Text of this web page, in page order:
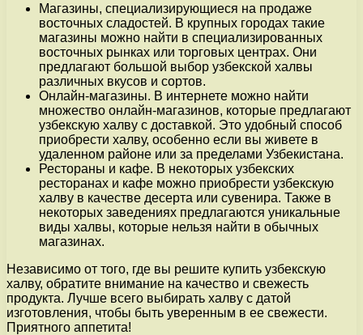
Магазины, специализирующиеся на продаже
восточных сладостей. В крупных городах такие
магазины можно найти в специализированных
восточных рынках или торговых центрах. Они
предлагают большой выбор узбекской халвы
различных вкусов и сортов.
Онлайн-магазины. В интернете можно найти
множество онлайн-магазинов, которые предлагают
узбекскую халву с доставкой. Это удобный способ
приобрести халву, особенно если вы живете в
удаленном районе или за пределами Узбекистана.
Рестораны и кафе. В некоторых узбекских
ресторанах и кафе можно приобрести узбекскую
халву в качестве десерта или сувенира. Также в
некоторых заведениях предлагаются уникальные
виды халвы, которые нельзя найти в обычных
магазинах.
Независимо от того, где вы решите купить узбекскую
халву, обратите внимание на качество и свежесть
продукта. Лучше всего выбирать халву с датой
изготовления, чтобы быть уверенным в ее свежести.
Приятного аппетита!